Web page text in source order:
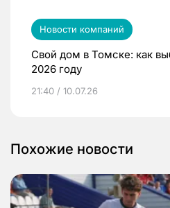
Новости компаний
Свой дом в Томске: как
2026 году
21:40 / 10.07.26
Похожие новости